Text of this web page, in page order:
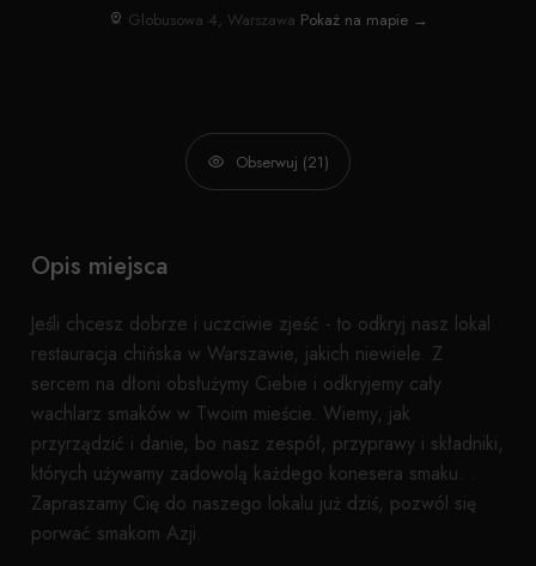
Globusowa 4, Warszawa Pokaż na mapie →
Obserwuj (21)
Opis miejsca
Jeśli chcesz dobrze i uczciwie zjeść - to odkryj nasz lokal
restauracja chińska w Warszawie, jakich niewiele. Z
sercem na dłoni obsłużymy Ciebie i odkryjemy cały
wachlarz smaków w Twoim mieście. Wiemy, jak
przyrządzić i danie, bo nasz zespół, przyprawy i składniki,
których używamy zadowolą każdego konesera smaku. .
Zapraszamy Cię do naszego lokalu już dziś, pozwól się
porwać smakom Azji.